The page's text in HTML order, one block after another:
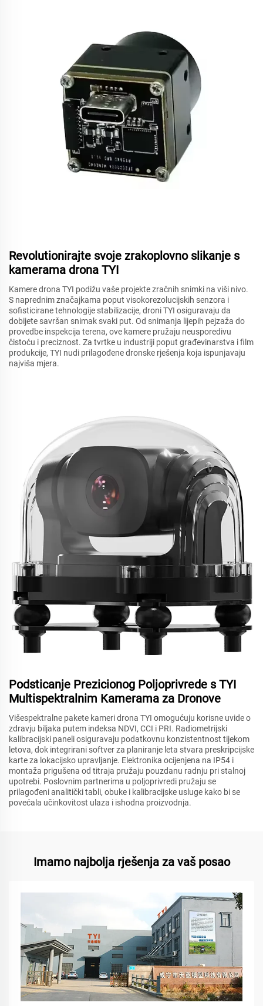
Revolutionirajte svoje zrakoplovno slikanje s
kamerama drona TYI
Kamere drona TYI podižu vaše projekte zračnih snimki na viši nivo.
S naprednim značajkama poput visokorezolucijskih senzora i
sofisticirane tehnologije stabilizacije, droni TYI osiguravaju da
dobijete savršan snimak svaki put. Od snimanja lijepih pejzaža do
provedbe inspekcija terena, ove kamere pružaju neusporedivu
čistoću i preciznost. Za tvrtke u industriji poput građevinarstva i film
produkcije, TYI nudi prilagođene dronske rješenja koja ispunjavaju
najviša mjera.
Podsticanje Prezicionog Poljoprivrede s TYI
Multispektralnim Kamerama za Dronove
Višespektralne pakete kameri drona TYI omogućuju korisne uvide o
zdravju biljaka putem indeksa NDVI, CCI i PRI. Radiometrijski
kalibracijski paneli osiguravaju podatkovnu konzistentnost tijekom
letova, dok integrirani softver za planiranje leta stvara preskripcijske
karte za lokacijsko upravljanje. Elektronika ocijenjena na IP54 i
montaža prigušena od titraja pružaju pouzdanu radnju pri stalnoj
upotrebi. Poslovnim partnerima u poljoprivredi pružaju se
prilagođeni analitički tabli, obuke i kalibracijske usluge kako bi se
povećala učinkovitost ulaza i ishodna proizvodnja.
Imamo najbolja rješenja za vaš posao